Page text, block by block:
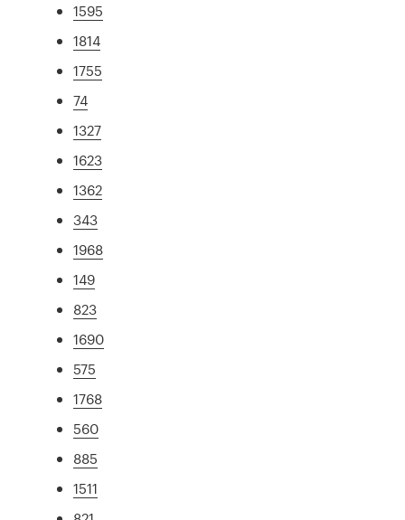
1595
1814
1755
74
1327
1623
1362
343
1968
149
823
1690
575
1768
560
885
1511